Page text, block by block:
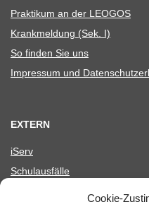
Cookie-
Prak­ti­kum an der LEOGOS
Krank­mel­dung (Sek. I)
So fin­den Sie uns
Impres­sum und
EXTERN
iServ
Schul­aus­fälle